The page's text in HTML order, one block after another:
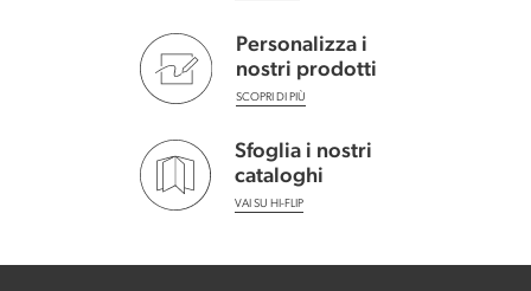
Personalizza i
nostri prodotti
SCOPRI DI PIÙ
Sfoglia i nostri
cataloghi
VAI SU HI-FLIP